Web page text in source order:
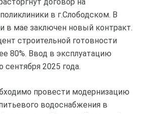
в г.Слободском. В
в мае заключен новый контракт.
строительной готовности
80%. Ввод в эксплуатацию
сентября 2025 года.
провести модернизацию
водоснабжения в